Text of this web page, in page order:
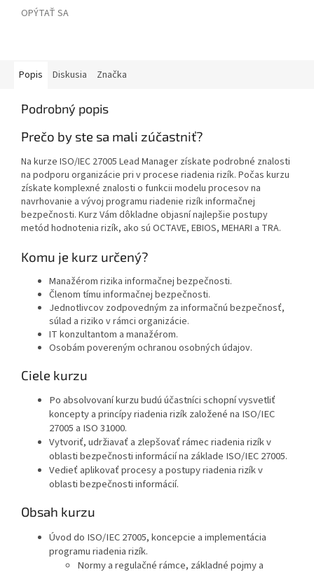
OPÝTAŤ SA
Popis Diskusia Značka
Podrobný popis
Prečo by ste sa mali zúčastniť?
Na kurze ISO/IEC 27005 Lead Manager získate podrobné znalosti
na podporu organizácie pri v procese riadenia rizík. Počas kurzu
získate komplexné znalosti o funkcii modelu procesov na
navrhovanie a vývoj programu riadenie rizík informačnej
bezpečnosti. Kurz Vám dôkladne objasní najlepšie postupy
metód hodnotenia rizík, ako sú OCTAVE, EBIOS, MEHARI a TRA.
Komu je kurz určený?
Manažérom rizika informačnej bezpečnosti.
Členom tímu informačnej bezpečnosti.
Jednotlivcov zodpovedným za informačnú bezpečnosť,
súlad a riziko v rámci organizácie.
IT konzultantom a manažérom.
Osobám povereným ochranou osobných údajov.
Ciele kurzu
Po absolvovaní kurzu budú účastníci schopní vysvetliť
koncepty a princípy riadenia rizík založené na ISO/IEC
27005 a ISO 31000.
Vytvoriť, udržiavať a zlepšovať rámec riadenia rizík v
oblasti bezpečnosti informácií na základe ISO/IEC 27005.
Vedieť aplikovať procesy a postupy riadenia rizík v
oblasti bezpečnosti informácií.
Obsah kurzu
Úvod do ISO/IEC 27005, koncepcie a implementácia
programu riadenia rizík.
Normy a regulačné rámce, základné pojmy a